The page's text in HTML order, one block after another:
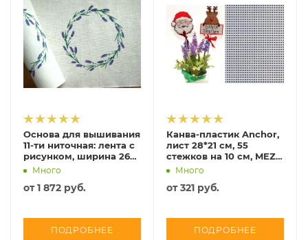
Основа для вышивания
11-ти ниточная: лента с
рисунком, ширина 26
см, Vaupel, 5026-260-1
Много
от1 872 руб.
ПОДРОБНЕЕ
Канва-пластик Anchor,
лист 28*21 см, 55
стежков на 10 см, MEZ
Венгрия, 4020000
Много
от321 руб.
ПОДРОБНЕЕ